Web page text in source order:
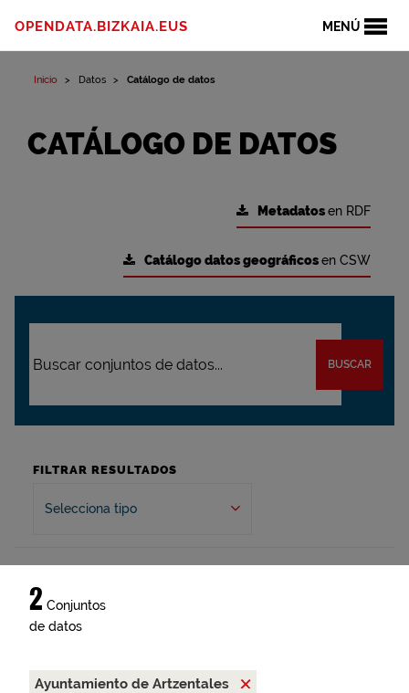
MENÚ
OPENDATA.BIZKAIA.EUS
Inicio Datos Catálogo de datos
CATÁLOGO DE DATOS
Metadatosen RDF
Catálogo datos geográficosen CSW
BUSCAR
FILTRAR RESULTADOS
Selecciona tipo
2 Conjuntos
de datos
Ayuntamiento de Artzentales